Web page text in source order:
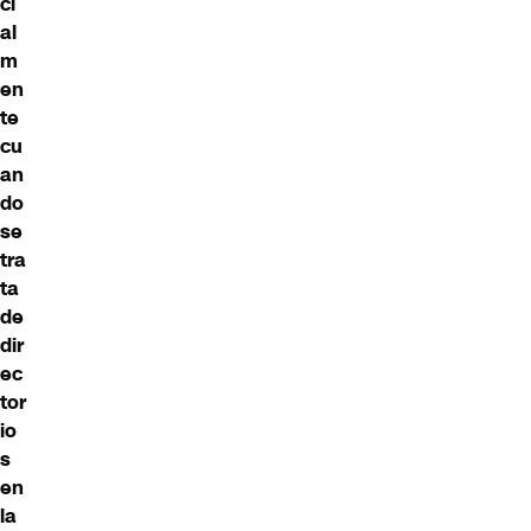
al
m
en
te
cu
an
do
se
tra
ta
de
dir
ec
tor
io
s
en
la